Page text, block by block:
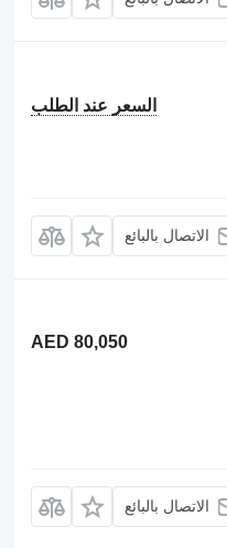
السعر عند الطلب
الاتصال بالبائع
AED 80,050
الاتصال بالبائع